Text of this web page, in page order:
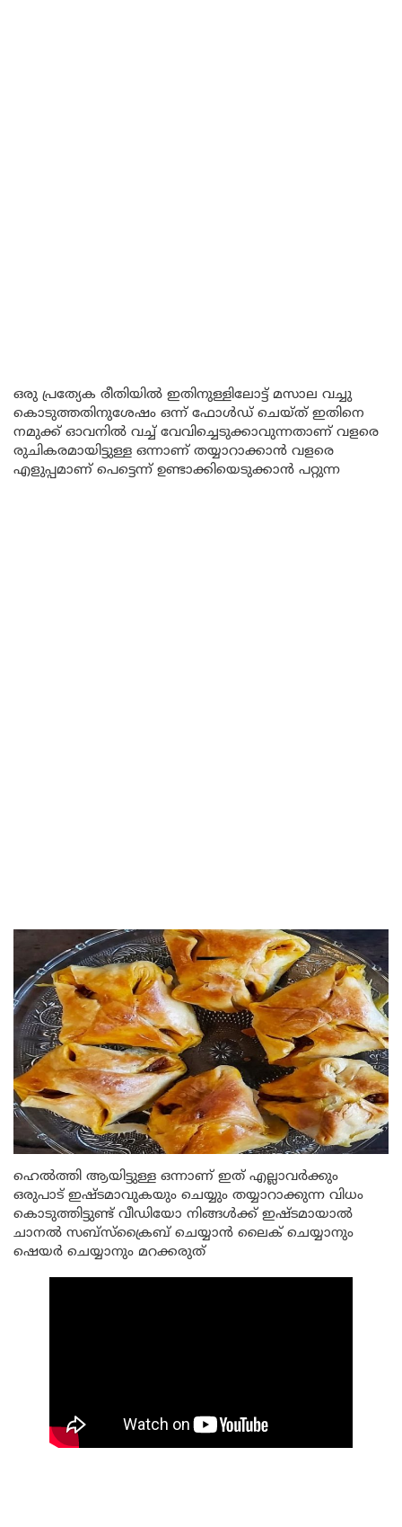
ഒരു പ്രത്യേക രീതിയിൽ ഇതിനുള്ളിലോട്ട് മസാല വച്ചു
കൊടുത്തതിനുശേഷം ഒന്ന് ഫോൾഡ് ചെയ്ത് ഇതിനെ
നമുക്ക് ഓവനിൽ വച്ച് വേവിച്ചെടുക്കാവുന്നതാണ് വളരെ
രുചികരമായിട്ടുള്ള ഒന്നാണ് തയ്യാറാക്കാൻ വളരെ
എളുപ്പമാണ് പെട്ടെന്ന് ഉണ്ടാക്കിയെടുക്കാൻ പറ്റുന്ന
ഹെൽത്തി ആയിട്ടുള്ള ഒന്നാണ് ഇത് എല്ലാവർക്കും
ഒരുപാട് ഇഷ്ടമാവുകയും ചെയ്യും തയ്യാറാക്കുന്ന വിധം
കൊടുത്തിട്ടുണ്ട് വീഡിയോ നിങ്ങൾക്ക് ഇഷ്ടമായാൽ
ചാനൽ സബ്സ്ക്രൈബ് ചെയ്യാൻ ലൈക് ചെയ്യാനും
ഷെയർ ചെയ്യാനും മറക്കരുത്